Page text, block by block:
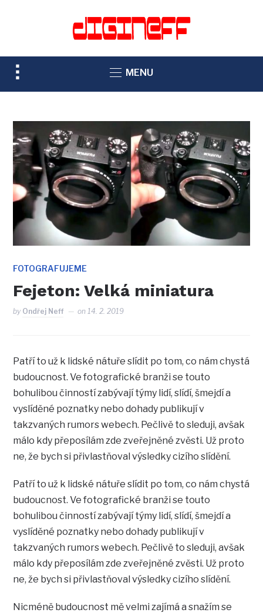
TOGGLE
SIDEBAR
NAVIGATION
MENU
FOTOGRAFUJEME
Fejeton: Velká miniatura
by Ondřej Neff on 14. 2. 2019
Patří to už k lidské nátuře slídit po tom, co nám chystá
budoucnost. Ve fotografické branži se touto
bohulibou činností zabývají týmy lidí, slídí, šmejdí a
vyslíděné poznatky nebo dohady publikují v
takzvaných rumors webech. Pečlivě to sleduji, avšak
málo kdy přeposílám zde zveřejněné zvěsti. Už proto
ne, že bych si přivlastňoval výsledky cizího slídění.
Patří to už k lidské nátuře slídit po tom, co nám chystá
budoucnost. Ve fotografické branži se touto
bohulibou činností zabývají týmy lidí, slídí, šmejdí a
vyslíděné poznatky nebo dohady publikují v
takzvaných rumors webech. Pečlivě to sleduji, avšak
málo kdy přeposílám zde zveřejněné zvěsti. Už proto
ne, že bych si přivlastňoval výsledky cizího slídění.
Nicméně budoucnost mě velmi zajímá a snažím se